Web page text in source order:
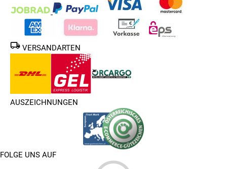
VERSANDARTEN
AUSZEICHNUNGEN
FOLGE UNS AUF